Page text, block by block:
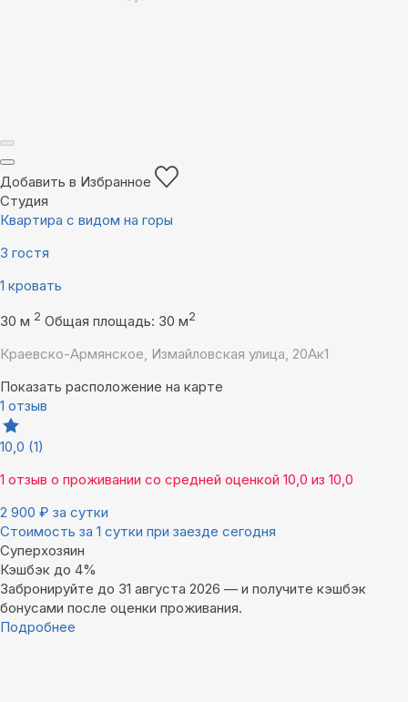
Добавить в Избранное
Студия
Квартира с видом на горы
3 гостя
1 кровать
30 м 2 Общая площадь: 30 м2
Краевско-Армянское, Измайловская улица, 20Ак1
Показать расположение на карте
1 отзыв
10,0 (1)
1 отзыв о проживании со средней оценкой 10,0 из 10,0
2 900 ₽ за сутки
Стоимость за 1 сутки при заезде сегодня
Суперхозяин
Кэшбэк до 4%
Забронируйте до 31 августа 2026 — и получите кэшбэк
бонусами после оценки проживания.
Подробнее